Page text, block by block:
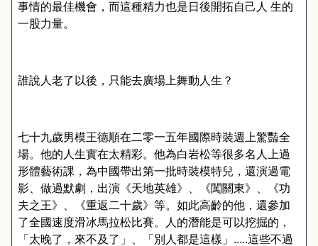
事情的最佳機會，而這種精力也是日後開拓自己人 生的
一股力量。
誰說人老了以後，只能去廣場上舞動人生？
七十九歲男模王德順在二零一五年國際時裝週上驚豔全
場。他的人生實在太精彩。他為白岩松等很多名人上過
形體藝術課，為中國帶出第一批時裝模特兒，還演過電
影、做過默劇，出演《天地英雄》、《闖關東》、《功
夫之王》、《重返二十歲》等。如此高齡的他，還參加
了全國速度滑冰馬拉松比賽。人的潛能是可以挖掘的，
「太晚了，來不及了」、「別人都是這樣」 .....這些不過